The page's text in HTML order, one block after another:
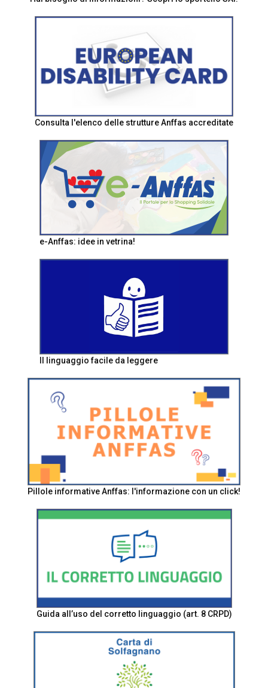
Consulta l'elenco delle strutture Anffas accreditate
e-Anffas: idee in vetrina!
Il linguaggio facile da leggere
Pillole informative Anffas: l'informazione con un click!
Guida all’uso del corretto linguaggio (art. 8 CRPD)